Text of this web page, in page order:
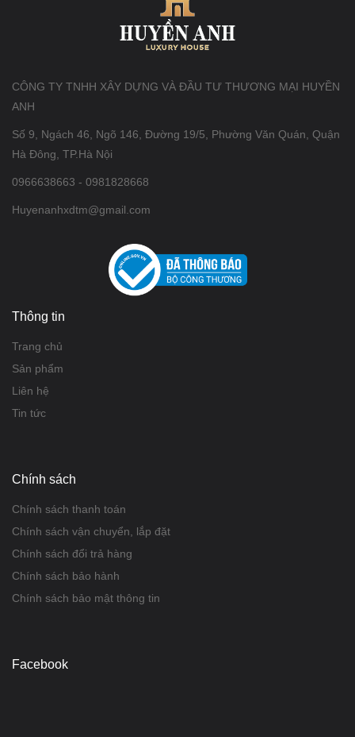
CÔNG TY TNHH XÂY DỰNG VÀ ĐẦU TƯ THƯƠNG MẠI HUYỀN
ANH
Số 9, Ngách 46, Ngõ 146, Đường 19/5, Phường Văn Quán, Quận
Hà Đông, TP.Hà Nội
0966638663 - 0981828668
Huyenanhxdtm@gmail.com
Thông tin
Trang chủ
Sản phẩm
Liên hệ
Tin tức
Chính sách
Chính sách thanh toán
Chính sách vận chuyển, lắp đặt
Chính sách đổi trả hàng
Chính sách bảo hành
Chính sách bảo mật thông tin
Facebook